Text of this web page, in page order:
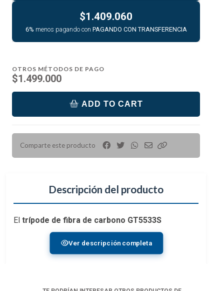
$1.409.060
6% menos pagando con PAGANDO CON TRANSFERENCIA
OTROS MÉTODOS DE PAGO
$1.499.000
ADD TO CART
Comparte este producto
Descripción del producto
El trípode de fibra de carbono GT5533S
Systematic Series 5deGitzoes un trípode de
fibra de carbono de alta capacidad que representa
los objetivos finales de la línea Systematic: peso
Ver descripción completa